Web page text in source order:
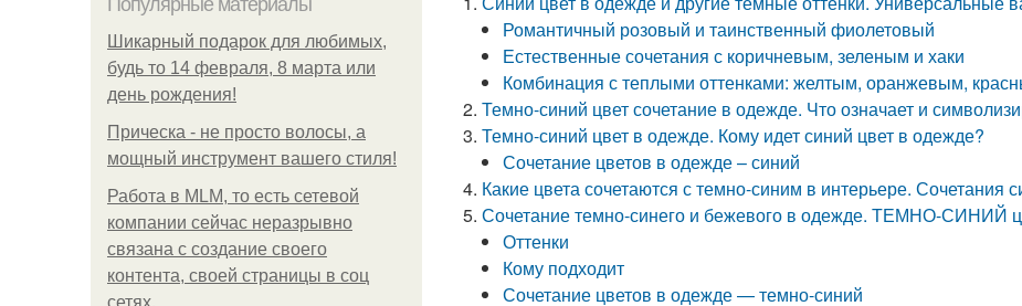
Популярные материалы
Шикарный подарок для любимых,
будь то 14 февраля, 8 марта или
день рождения!
Прическа - не просто волосы, а
мощный инструмент вашего стиля!
Работа в MLM, то есть сетевой
компании сейчас неразрывно
связана с создание своего
контента, своей страницы в соц
сетях.
Романтичный розовый и таинственный фиолетовый
Естественные сочетания с коричневым, зеленым и хаки
Комбинация с теплыми оттенками: желтым, оранжевым,
Темно-синий цвет сочетание в одежде. Что означает и
Темно-синий цвет в одежде. Кому идет синий цвет в одежде?
Сочетание цветов в одежде – синий
Какие цвета сочетаются с темно-синим в интерьере. Сочетания
Сочетание темно-синего и бежевого в одежде. ТЕМНО-СИНИЙ
Оттенки
Кому подходит
Сочетание цветов в одежде — темно-синий